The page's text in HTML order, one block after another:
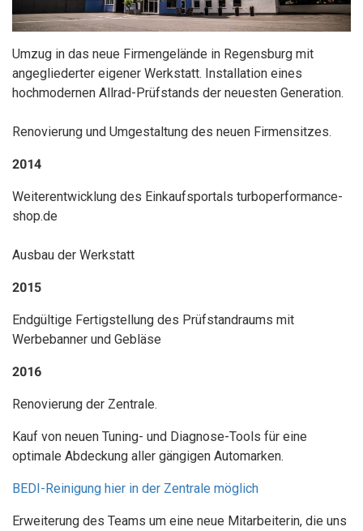
Umzug in das neue Firmengelände in Regensburg mit
angegliederter eigener Werkstatt. Installation eines
hochmodernen Allrad-Prüfstands der neuesten Generation.
Renovierung und Umgestaltung des neuen Firmensitzes.
2014
Weiterentwicklung des Einkaufsportals turboperformance-
shop.de
Ausbau der Werkstatt
2015
Endgültige Fertigstellung des Prüfstandraums mit
Werbebanner und Gebläse
2016
Renovierung der Zentrale.
Kauf von neuen Tuning- und Diagnose-Tools für eine
optimale Abdeckung aller gängigen Automarken.
BEDI-Reinigung hier in der Zentrale möglich
Erweiterung des Teams um eine neue Mitarbeiterin, die uns